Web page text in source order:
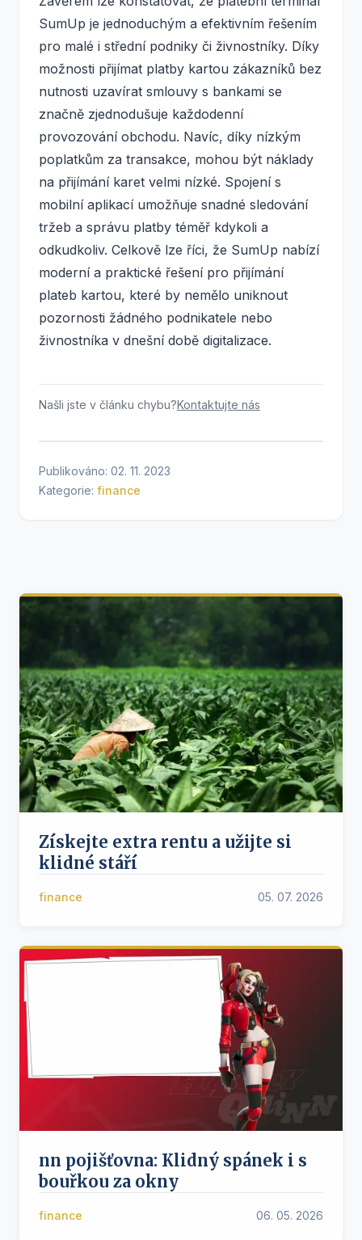
SumUp je jednoduchým a efektivním řešením
pro malé i střední podniky či živnostníky. Díky
možnosti přijímat platby kartou zákazníků bez
nutnosti uzavírat smlouvy s bankami se
značně zjednodušuje každodenní
provozování obchodu. Navíc, díky nízkým
poplatkům za transakce, mohou být náklady
na přijímání karet velmi nízké. Spojení s
mobilní aplikací umožňuje snadné sledování
tržeb a správu platby téměř kdykoli a
odkudkoliv. Celkově lze říci, že SumUp nabízí
moderní a praktické řešení pro přijímání
plateb kartou, které by nemělo uniknout
pozornosti žádného podnikatele nebo
živnostníka v dnešní době digitalizace.
Našli jste v článku chybu?Kontaktujte nás
Publikováno: 02. 11. 2023
Kategorie: finance
Získejte extra rentu a užijte si
klidné stáří
finance 05. 07. 2026
nn pojišťovna: Klidný spánek i s
bouřkou za okny
finance 06. 05. 2026